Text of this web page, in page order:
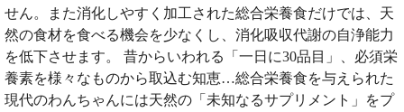
せん。また消化しやすく加工された総合栄養食だけでは、天
然の食材を食べる機会を少なくし、消化吸収代謝の自浄能力
を低下させます。 昔からいわれる「一日に30品目」、必須栄
養素を様々なものから取込む知恵…総合栄養食を与えられた
現代のわんちゃんには天然の「未知なるサプリメント」をプ